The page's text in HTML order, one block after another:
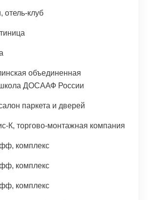
клуб
объединенная
школа ДОСААФ России
паркета и дверей
К, торгово-монтажная компания
комплекс
комплекс
комплекс